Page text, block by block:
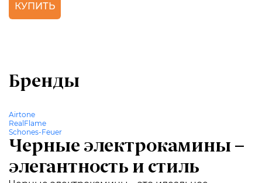
КУПИТЬ
Бренды
Airtone
RealFlame
Schones-Feuer
Черные электрокамины –
элегантность и стиль